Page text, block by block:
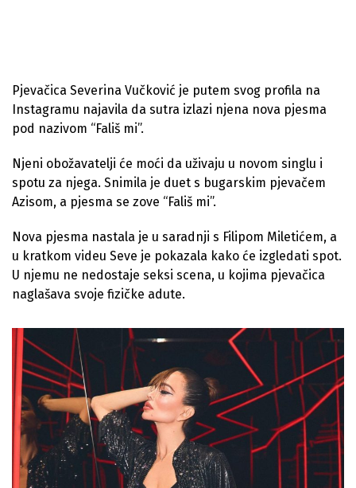
Pjevačica Severina Vučković je putem svog profila na
Instagramu najavila da sutra izlazi njena nova pjesma
pod nazivom “Fališ mi”.
Njeni obožavatelji će moći da uživaju u novom singlu i
spotu za njega. Snimila je duet s bugarskim pjevačem
Azisom, a pjesma se zove “Fališ mi”.
Nova pjesma nastala je u saradnji s Filipom Miletićem, a
u kratkom videu Seve je pokazala kako će izgledati spot.
U njemu ne nedostaje seksi scena, u kojima pjevačica
naglašava svoje fizičke adute.